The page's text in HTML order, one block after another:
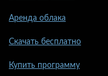
Аренда облака
Скачать бесплатно
Купить программу